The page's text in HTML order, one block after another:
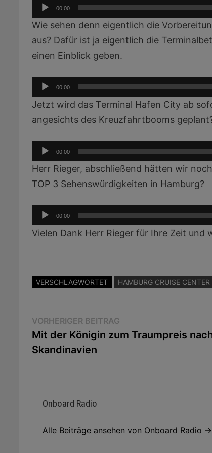
Audio-
Player
00:00
Wie sehen denn eigentlich die
aus? Dafür ist ja eigentlich die
einen Einblick geben.
Audio-
Player
00:00
Jetzt wird das Terminal Hafen City ab
angesichts des Kreuzfahrtbooms
Audio-
Player
00:00
Herr Rieger, abschließend hätten wir
TOP 3 Sehenswürdigkeiten in Hamburg?
Audio-
Player
00:00
Vielen Dank Herr Rieger für Ihre Zeit und
VERSCHLAGWORTET HAMBURG CRUISE CENTER
Beitragsnavigation
VORHERIGER BEITRAG
Beitrag:
Mit der Königin zum Traumpreis
Skandinavien
Onboard Radio
Alle Beiträge ansehen von Onboard Radio →